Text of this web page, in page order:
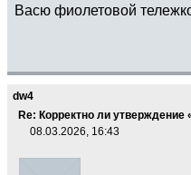
Васю фиолетовой
dw4
Re: Корректно ли
08.03.2026, 16:43